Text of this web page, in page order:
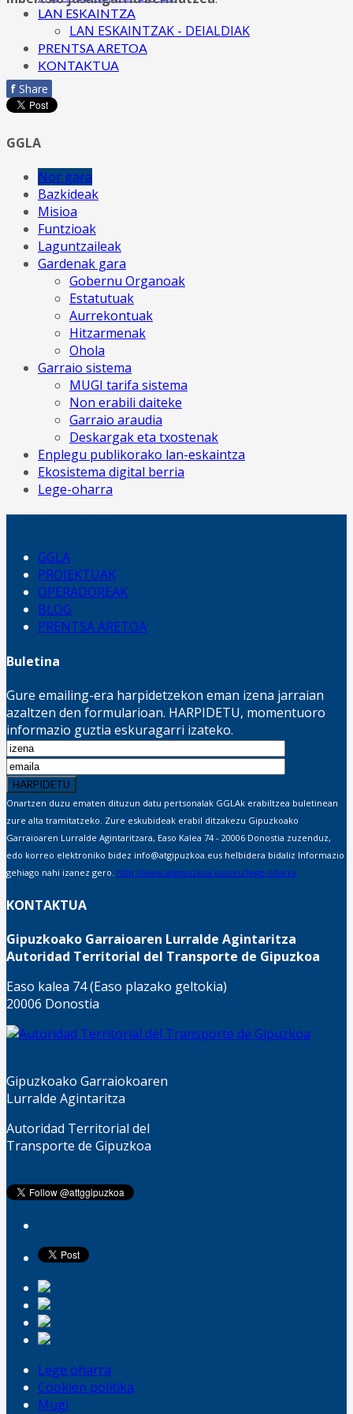
LAN ESKAINTZA
LAN ESKAINTZAK - DEIALDIAK
PRENTSA ARETOA
KONTAKTUA
f Share
GGLA
Nor gara
Bazkideak
Misioa
Funtzioak
Laguntzaileak
Gardenak gara
Gobernu Organoak
Estatutuak
Aurrekontuak
Hitzarmenak
Ohola
Garraio sistema
MUGI tarifa sistema
Non erabili daiteke
Garraio araudia
Deskargak eta txostenak
Enplegu publikorako lan-eskaintza
Ekosistema digital berria
Lege-oharra
GGLA
PROIEKTUAK
OPERADOREAK
BLOG
PRENTSA ARETOA
Buletina
Gure emailing-era harpidetzekon eman izena jarraian
azaltzen den formularioan. HARPIDETU, momentuoro
informazio guztia eskuragarri izateko.
Onartzen duzu ematen dituzun datu pertsonalak GGLAk erabiltzea buletinean
zure alta tramitatzeko. Zure eskubideak erabil ditzakezu Gipuzkoako
Garraioaren Lurralde Agintaritzara, Easo Kalea 74 - 20006 Donostia zuzenduz,
edo korreo elektroniko bidez info@atgipuzkoa.eus helbidera bidaliz Informazio
gehiago nahi izanez gero. http://www.atgipuzkoa.eus/eu/lege-oharra
KONTAKTUA
Gipuzkoako Garraioaren Lurralde Agintaritza
Autoridad Territorial del Transporte de Gipuzkoa
Easo kalea 74 (Easo plazako geltokia)
20006 Donostia
Gipuzkoako Garraiokoaren
Lurralde Agintaritza
Autoridad Territorial del
Transporte de Gipuzkoa
Lege oharra
Cookien politika
Mugi